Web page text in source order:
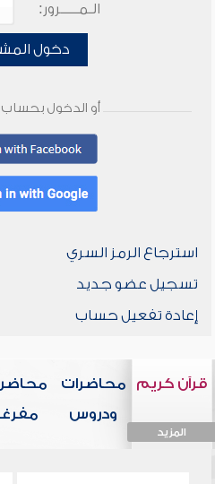
الـمـــــرور:
دخول
أو الدخول بحساب
استرجاع الرمز السري
تسجيل عضو جديد
إعادة تفعيل حساب
قرآن كريم
المزيد
محاضرات
ودروس